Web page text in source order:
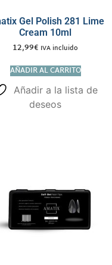
Gel Polish 281 Lime
Cream 10ml
12,99€ IVA incluido
AÑADIR AL CARRITO
Añadir a la lista de
deseos